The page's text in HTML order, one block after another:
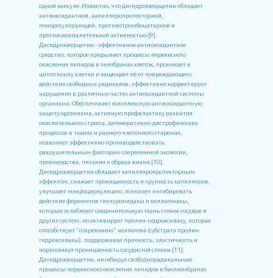
одной капсуле. Известно, что дигидрокверцетин обладает
антиоксидантной, капилляропротекторной,
геморегулирующей, противотромбоцитарной и
противовоспалительной активностью [9].
Дигидрокверцетин - эффективное антиоксидантное
средство, которое прерывает процессы перекисного
окисления липидов в мембранах клеток, проникает в
цитоплазму клетки и защищает её от повреждающего
действия свободных радикалов, эффективно корректирует
нарушения в различных частях антиоксидантной системы
организма. Обеспечивает комплексную антиоксидантную
защиту организма, активную профилактику развития
окислительного стресса, дегенеративно-дистрофических
процессов в тканях и раннего клеточного старения,
позволяет эффективно противодействовать
разрушительным факторам современной экологии,
производства, питания и образа жизни [10].
Дигидрокверцетин обладает капилляропротекторным
эффектом, снижает проницаемость и хрупкость капилляров,
улучшает микроциркуляцию, помогает ингибировать
действие ферментов гиалуронидазы и коллагеназы,
которые ослабляют соединительную ткань стенок сосудов и
других систем, но активирует пролин-гидроксилазу, которая
способствует "созреванию" коллагена (субстрата пролин-
гидроксилазы), поддерживая прочность, эластичность и
нормализуя проницаемость сосудистой стенки [11].
Дигидрокверцетин, ингибируя свободнорадикальные
процессы перекисного окисления липидов в биомембранах